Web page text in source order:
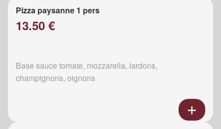
Pizza paysanne 1 pers
13.50 €
Base sauce tomate, mozzarella, lardons,
champignons, oignons